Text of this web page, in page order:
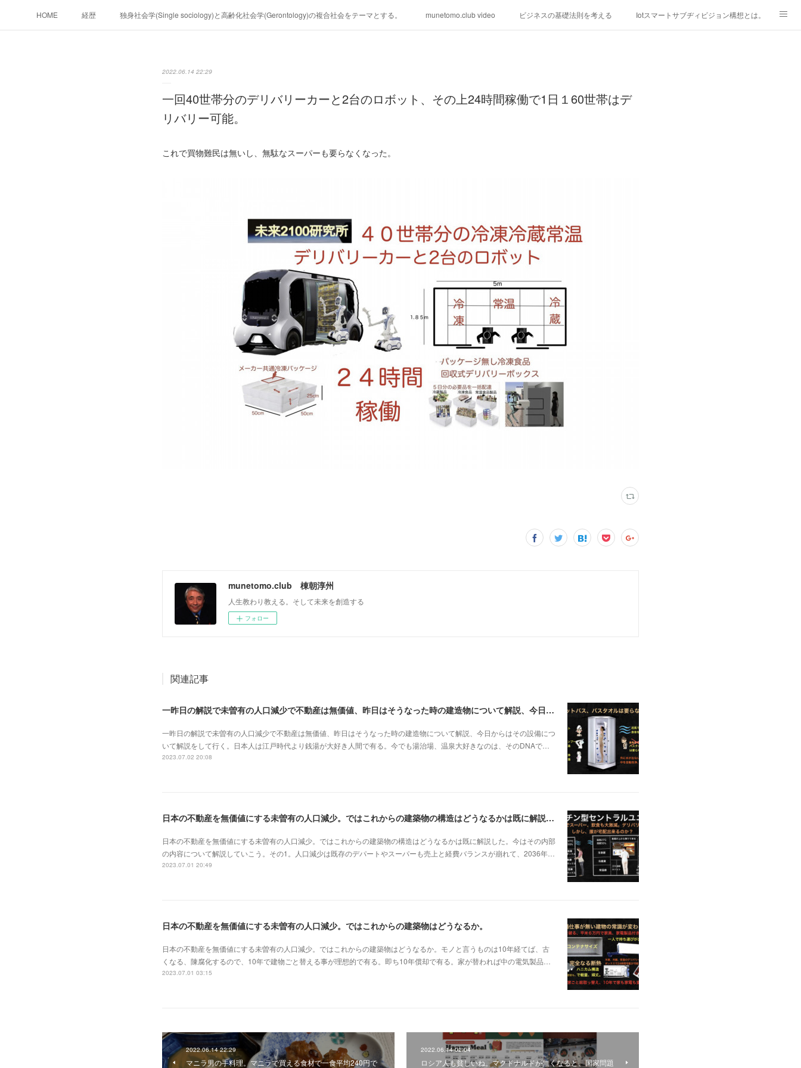
HOME 経歴 独身社会学(Single sociology)と高齢化社会学(Gerontology)の複合社会をテーマとする。 munetomo.club video ビジネスの基礎法則を考える Iotスマートサブヂィビジョン構想とは。
フィリピンマンションは買うべきでは無い理由は全てここにある。
未来２１００研究所他のアイデア マニラ男の手料理 総集編 https://globalclub.amebaownd.com/
2022.06.14 22:29
一回40世帯分のデリバリーカーと2台のロボット、その上24時間稼働で1日１60世帯はデ
リバリー可能。
これで買物難民は無いし、無駄なスーパーも要らなくなった。
munetomo.club 棟朝淳州
人生教わり教える。そして未来を創造する
フォロー
関連記事
一昨日の解説で未曽有の人口減少で不動産は無価値、昨日はそうなった時の建造物について解説、今日からはその設備について解説をして行く。
一昨日の解説で未曽有の人口減少で不動産は無価値、昨日はそうなった時の建造物について解説、今日からはその設備につ
いて解説をして行く。日本人は江戸時代より銭湯が大好き人間で有る。今でも湯治場、温泉大好きなのは、そのDNAで…
2023.07.02 20:08
日本の不動産を無価値にする未曽有の人口減少。ではこれからの建築物の構造はどうなるかは既に解説した。今はその内部の内容。その1
日本の不動産を無価値にする未曽有の人口減少。ではこれからの建築物の構造はどうなるかは既に解説した。今はその内部
の内容について解説していこう。その1。人口減少は既存のデパートやスーパーも売上と経費バランスが崩れて、2036年…
2023.07.01 20:49
日本の不動産を無価値にする未曽有の人口減少。ではこれからの建築物はどうなるか。
日本の不動産を無価値にする未曽有の人口減少。ではこれからの建築物はどうなるか。モノと言うものは10年経てば、古
くなる、陳腐化するので、10年で建物ごと替える事が理想的で有る。即ち10年償却で有る。家が替われば中の電気製品…
2023.07.01 03:15
2022.06.14 22:29
マニラ男の手料理。マニラで買える食材で一食平均240円で
2022.06.14 02:04
ロシア人も貧しいね。マクドナルドが無くなると、国家問題